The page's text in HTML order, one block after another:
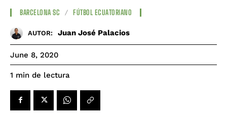
BARCELONA SC FÚTBOL ECUATORIANO
AUTOR: Juan José Palacios
June 8, 2020
1 min de lectura